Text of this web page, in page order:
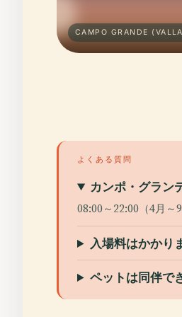
CAMPO GRANDE
よくある質問
カンポ・グラン
08:00～22:00（4月～
入場料はかかり
ペットは同伴で